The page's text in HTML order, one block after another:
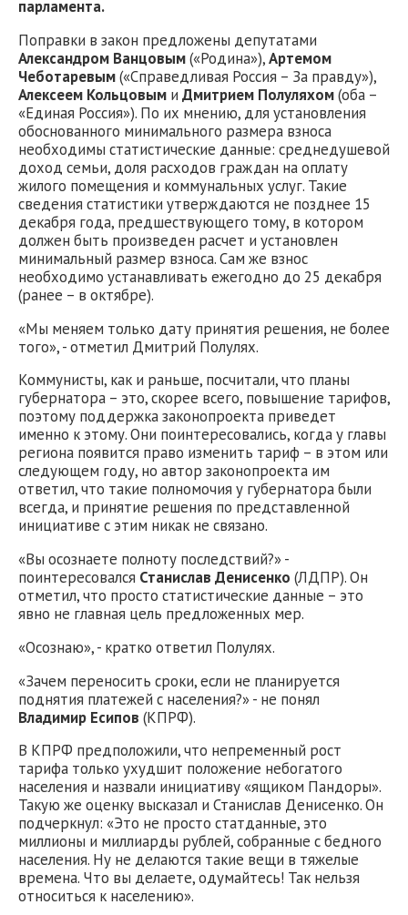
парламента.
Поправки в закон предложены депутатами
Александром Ванцовым(«Родина»),Артемом
Чеботаревым(«Справедливая Россия – За правду»),
Алексеем Кольцовым и Дмитрием Полуляхом(оба –
«Единая Россия»). По их мнению, для установления
обоснованного минимального размера взноса
необходимы статистические данные: среднедушевой
доход семьи, доля расходов граждан на оплату
жилого помещения и коммунальных услуг. Такие
сведения статистики утверждаются не позднее 15
декабря года, предшествующего тому, в котором
должен быть произведен расчет и установлен
минимальный размер взноса. Сам же взнос
необходимо устанавливать ежегодно до 25 декабря
(ранее – в октябре).
«Мы меняем только дату принятия решения, не более
того», - отметил Дмитрий Полулях.
Коммунисты, как и раньше, посчитали, что планы
губернатора – это, скорее всего, повышение тарифов,
поэтому поддержка законопроекта приведет
именно к этому. Они поинтересовались, когда у главы
региона появится право изменить тариф – в этом или
следующем году, но автор законопроекта им
ответил, что такие полномочия у губернатора были
всегда, и принятие решения по представленной
инициативе с этим никак не связано.
«Вы осознаете полноту последствий?» -
поинтересовался Станислав Денисенко (ЛДПР). Он
отметил, что просто статистические данные – это
явно не главная цель предложенных мер.
«Осознаю», - кратко ответил Полулях.
«Зачем переносить сроки, если не планируется
поднятия платежей с населения?» - не понял
Владимир Есипов (КПРФ).
В КПРФ предположили, что непременный рост
тарифа только ухудшит положение небогатого
населения и назвали инициативу «ящиком Пандоры».
Такую же оценку высказал и Станислав Денисенко. Он
подчеркнул: «Это не просто статданные, это
миллионы и миллиарды рублей, собранные с бедного
населения. Ну не делаются такие вещи в тяжелые
времена. Что вы делаете, одумайтесь! Так нельзя
относиться к населению».